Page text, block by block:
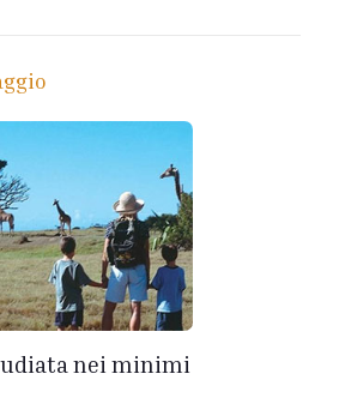
nei minimi